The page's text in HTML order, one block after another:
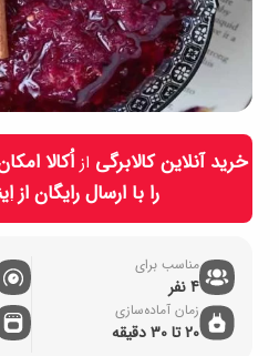
خرید آنلاین کالابرگی از اُکالا
را با ارسال رایگان از
مناسب برای
4 نفر
زمان آماده‌سازی
20 تا 30 دقیقه